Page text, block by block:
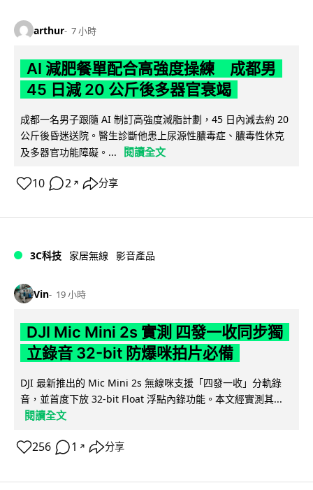
arthur 7 小時
AI 減肥餐單配合高強度操練 成都男
45 日減 20 公斤後多器官衰竭
成都一名男子跟隨 AI 制訂高強度減脂計劃，45 日內減去約 20
公斤後昏迷送院。醫生診斷他患上尿源性膿毒症、膿毒性休克
及多器官功能障礙。...
閱讀全文
10 2 ↗ 分享
3C科技 家居無線 影音產品
Vin 19 小時
DJI Mic Mini 2s 實測 四發一收同步獨
立錄音 32-bit 防爆咪拍片必備
DJI 最新推出的 Mic Mini 2s 無線咪支援「四發一收」分軌錄
音，並首度下放 32-bit Float 浮點內錄功能。本文經實測其...
閱讀全文
256 1 ↗ 分享